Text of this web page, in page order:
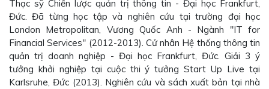
Thạc sỹ Chiến lược quản trị thông tin - Đại học Frankfurt,
Đức. Đã từng học tập và nghiên cứu tại trường đại học
London Metropolitan, Vương Quốc Anh - Ngành "IT for
Financial Services" (2012-2013). Cử nhân Hệ thống thông tin
quản trị doanh nghiệp - Đại học Frankfurt, Đức. Giải 3 ý
tưởng khởi nghiệp tại cuộc thi ý tưởng Start Up Live tại
Karlsruhe, Đức (2013). Nghiên cứu và sách xuất bản tại nhà